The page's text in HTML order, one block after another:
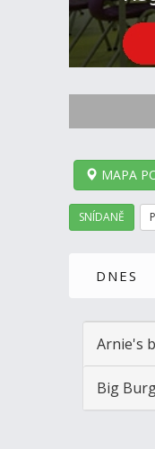
MAPA
SNÍDANĚ
DNES
Arnie's
Big